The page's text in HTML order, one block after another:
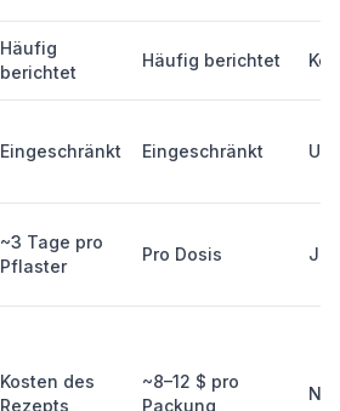
Häufig
berichtet
Häufig berichtet
Eingeschränkt Eingeschränkt
~3 Tage pro
Pflaster
Pro Dosis Ja
Kosten des
Rezepts
~8–12 $ pro
Packung